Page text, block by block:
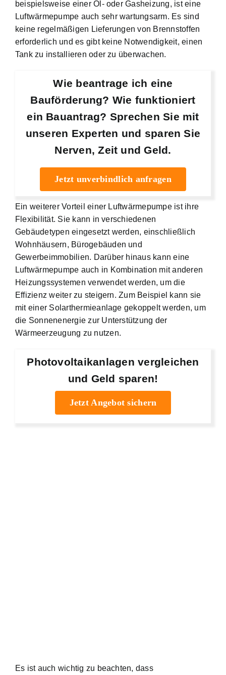
beispielsweise einer Öl- oder Gasheizung, ist eine
Luftwärmepumpe auch sehr wartungsarm. Es sind
keine regelmäßigen Lieferungen von Brennstoffen
erforderlich und es gibt keine Notwendigkeit, einen
Tank zu installieren oder zu überwachen.
Wie beantrage ich eine
Bauförderung? Wie funktioniert
ein Bauantrag? Sprechen Sie mit
unseren Experten und sparen Sie
Nerven, Zeit und Geld.
Jetzt unverbindlich anfragen
Ein weiterer Vorteil einer Luftwärmepumpe ist ihre
Flexibilität. Sie kann in verschiedenen
Gebäudetypen eingesetzt werden, einschließlich
Wohnhäusern, Bürogebäuden und
Gewerbeimmobilien. Darüber hinaus kann eine
Luftwärmepumpe auch in Kombination mit anderen
Heizungssystemen verwendet werden, um die
Effizienz weiter zu steigern. Zum Beispiel kann sie
mit einer Solarthermieanlage gekoppelt werden, um
die Sonnenenergie zur Unterstützung der
Wärmeerzeugung zu nutzen.
Photovoltaikanlagen vergleichen
und Geld sparen!
Jetzt Angebot sichern
Es ist auch wichtig zu beachten, dass